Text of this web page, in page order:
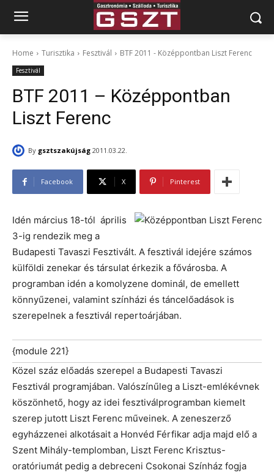
Home Turisztika Fesztivál BTF 2011 - Középpontban Liszt Ferenc
Fesztivál
BTF 2011 – Középpontban
Liszt Ferenc
By gsztszakújság 2011.03.22.
Facebook X Pinterest
Idén március 18-tól április
3-ig rendezik meg a
Budapesti Tavaszi Fesztivált. A fesztivál idejére számos
külföldi zenekar és társulat érkezik a fővárosba. A
programban idén a komolyzene dominál, de emellett
könnyűzenei, valamint színházi és táncelőadások is
szerepelnek a fesztivál repertoárjában.
{module 221}
Közel száz előadás szerepel a Budapesti Tavaszi
Fesztivál programjában. Valószínűleg a Liszt-emlékévnek
köszönhető, hogy az idei fesztiválprogramban kiemelt
szerep jutott Liszt Ferenc műveinek. A zeneszerző
egyházzenei alkotásait a Honvéd Férfikar adja majd elő a
Szent Mihály-templomban, Liszt Ferenc Krisztus-
oratóriumát pedig a debreceni Csokonai Színház fogja